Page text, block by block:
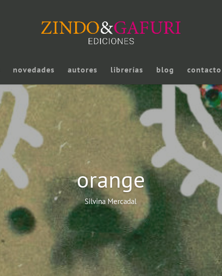
novedades autores librerías blog contacto
orange
Silvina Mercadal